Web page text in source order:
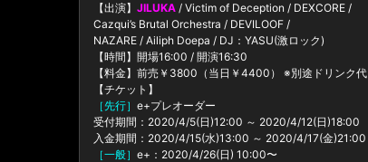
【出演】 JILUKA / Victim of Deception / DEXCORE /
Cazqui’s Brutal Orchestra / DEVILOOF /
NAZARE / Ailiph Doepa / DJ：YASU(激ロック)
【時間】開場16:00 / 開演16:30
【料金】前売￥3800（当日￥4400） ※別途ドリンク代
【チケット】
［先行］ e+プレオーダー
受付期間：2020/4/5(日)12:00 ～ 2020/4/12(日)18:00
入金期間：2020/4/15(水)13:00 ～ 2020/4/17(金)21:00
［一般］ e+：2020/4/26(日) 10:00〜